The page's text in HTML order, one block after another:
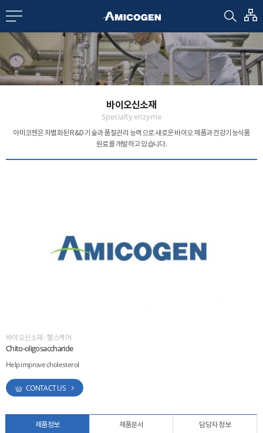
CN
us
바이오신소재
Specialty enzyme
아미코젠은 차별화된 R&D 기술과 품질관리 능력으로새로운 바이오 제품과 건강기능식품
원료를 개발하고 있습니다.
바이오신소재 - 헬스케어
Chito-oligosaccharide
Help improve cholesterol
CONTACT US
제품정보 제품문서 담당자 정보